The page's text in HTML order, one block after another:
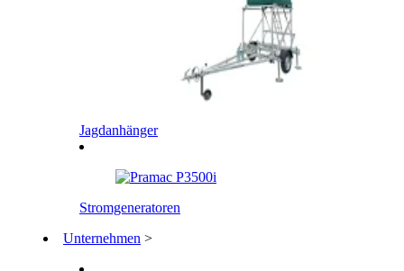
Jagdanhänger
Stromgeneratoren
Unternehmen >